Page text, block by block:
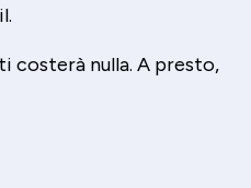
costerà nulla. A presto,